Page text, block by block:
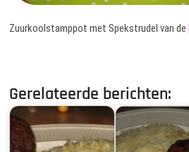
Zuurkoolstamppot met Spekstrudel van de
Gerelateerde berichten: